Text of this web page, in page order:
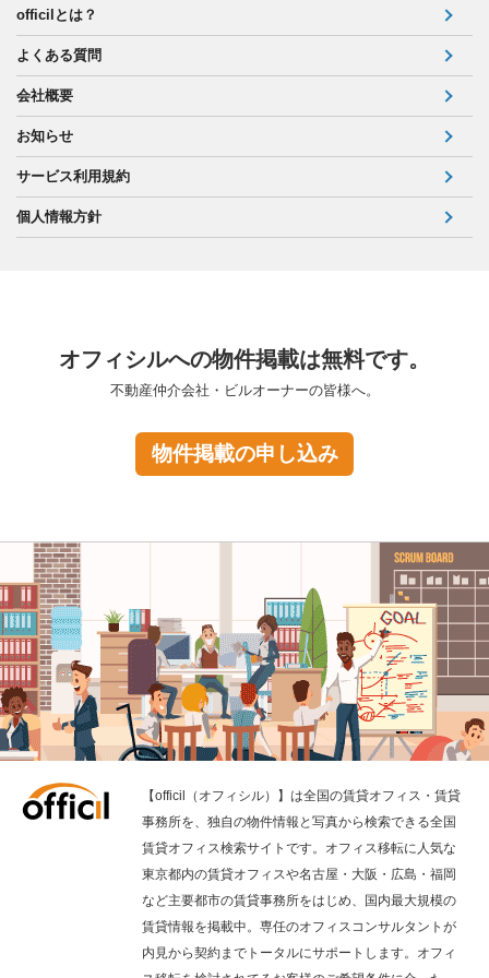
officilとは？
よくある質問
会社概要
お知らせ
サービス利用規約
個人情報方針
オフィシルへの物件掲載は無料です。
不動産仲介会社・ビルオーナーの皆様へ。
物件掲載の申し込み
【officil（オフィシル）】は全国の賃貸オフィス・賃貸
事務所を、独自の物件情報と写真から検索できる全国
賃貸オフィス検索サイトです。オフィス移転に人気な
東京都内の賃貸オフィスや名古屋・大阪・広島・福岡
など主要都市の賃貸事務所をはじめ、国内最大規模の
賃貸情報を掲載中。専任のオフィスコンサルタントが
内見から契約までトータルにサポートします。オフィ